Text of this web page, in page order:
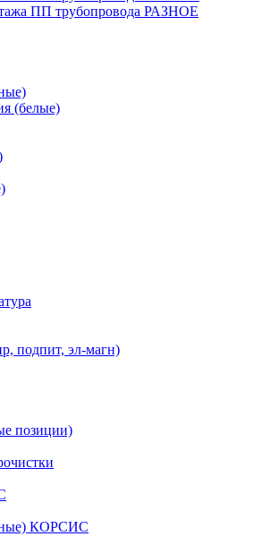
ПП трубопровода РАЗНОЕ
(белые)
подпит, эл-магн)
позиции)
КОРСИС